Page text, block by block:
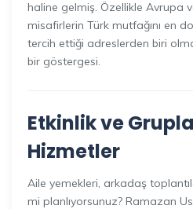
haline gelmiş. Özellikle Avrupa
misafirlerin Türk mutfağını en
tercih ettiği adreslerden biri
bir göstergesi.
Etkinlik ve
Hizmetler
Aile yemekleri, arkadaş
mi planlıyorsunuz? Ramazan